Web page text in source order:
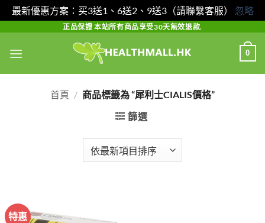
最新優惠方案：买3送1、6送2、9送3（請聯繫客服） 忽略
content
正品保證 本站所有商品享受30天無效退款.
0
首頁 / 商品標籤為 “犀利士CIALIS價格”
篩選
特惠